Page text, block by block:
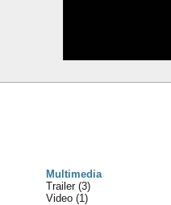
Multimedia
Trailer (3)
Video (1)